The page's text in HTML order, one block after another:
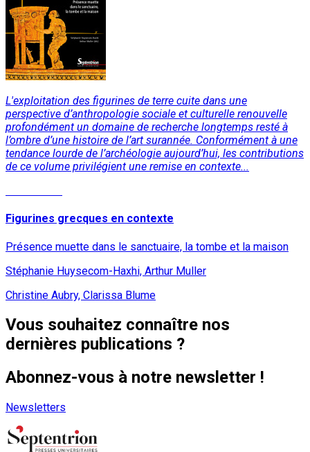
L'exploitation des figurines de terre cuite dans une
perspective d’anthropologie sociale et culturelle renouvelle
profondément un domaine de recherche longtemps resté à
l’ombre d’une histoire de l’art surannée. Conformément à une
tendance lourde de l’archéologie aujourd’hui, les contributions
de ce volume privilégient une remise en contexte...
Figurines grecques en contexte
Présence muette dans le sanctuaire, la tombe et la maison
Stéphanie Huysecom-Haxhi, Arthur Muller
Christine Aubry, Clarissa Blume
Vous souhaitez connaître nos
dernières publications ?
Abonnez-vous à notre newsletter !
Newsletters